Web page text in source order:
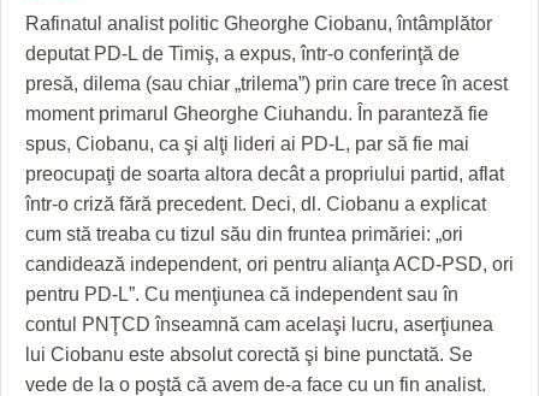
POLITICA DE COOKIES
POLITICA DE CONFIDENȚIALITATE
CONSILIUL JUDEŢEAN TIMIŞ
PREFECTURA TIMIŞ
POLITICA
SPORT
FOTBAL JUDETEAN
ALTE SPORTURI
DOSARELE DEBANAT
ETICA LUCIDITĂȚII ASISTATE
JURNAL DE CAMPANIE
ZÂMBETE AMARE
GRĂDINA TAICII DOMNULUI
ZIARISTU’ DE TERASĂ
TIMP LIBER ȘI CULTURĂ
TIMP LIBER
ULTRAMARIN VA RECOMANDA
CULTURA
CRONICĂ DE FILM
UNDE MERGEM
ECONOMIC
MAI MULTE
ACCIDENTE
ANUNŢURI
Rafinatul analist politic Gheorghe Ciobanu, întâmplător
deputat PD-L de Timiş, a expus, într-o conferinţă de
presă, dilema (sau chiar „trilema”) prin care trece în acest
moment primarul Gheorghe Ciuhandu. În paranteză fie
spus, Ciobanu, ca şi alţi lideri ai PD-L, par să fie mai
preocupaţi de soarta altora decât a propriului partid, aflat
într-o criză fără precedent. Deci, dl. Ciobanu a explicat
cum stă treaba cu tizul său din fruntea primăriei: „ori
candidează independent, ori pentru alianţa ACD-PSD, ori
pentru PD-L”. Cu menţiunea că independent sau în
contul PNŢCD înseamnă cam acelaşi lucru, aserţiunea
lui Ciobanu este absolut corectă şi bine punctată. Se
vede de la o poştă că avem de-a face cu un fin analist.